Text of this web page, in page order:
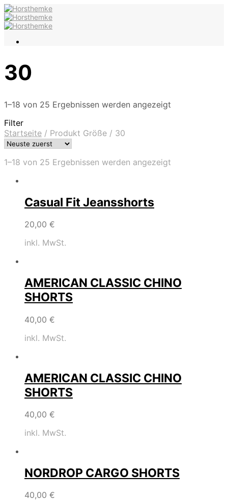
30
1–18 von 25 Ergebnissen werden angezeigt
Filter
Startseite / Produkt Größe / 30
1–18 von 25 Ergebnissen werden angezeigt
Casual Fit Jeansshorts
20,00 €
inkl. MwSt.
AMERICAN CLASSIC CHINO
SHORTS
40,00 €
inkl. MwSt.
AMERICAN CLASSIC CHINO
SHORTS
40,00 €
inkl. MwSt.
NORDROP CARGO SHORTS
40,00 €